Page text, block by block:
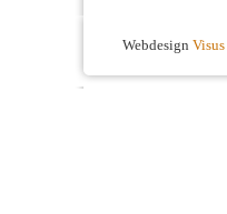
Webdesign Visus